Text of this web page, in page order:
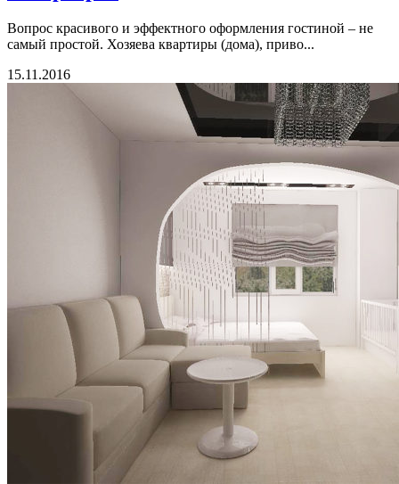
Вопрос красивого и эффектного оформления гостиной – не
самый простой. Хозяева квартиры (дома), приво...
15.11.2016